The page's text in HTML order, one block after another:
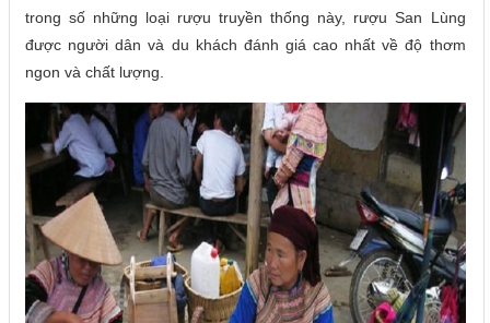
trong số những loại rượu truyền thống này, rượu San Lùng
được người dân và du khách đánh giá cao nhất về độ thơm
ngon và chất lượng.